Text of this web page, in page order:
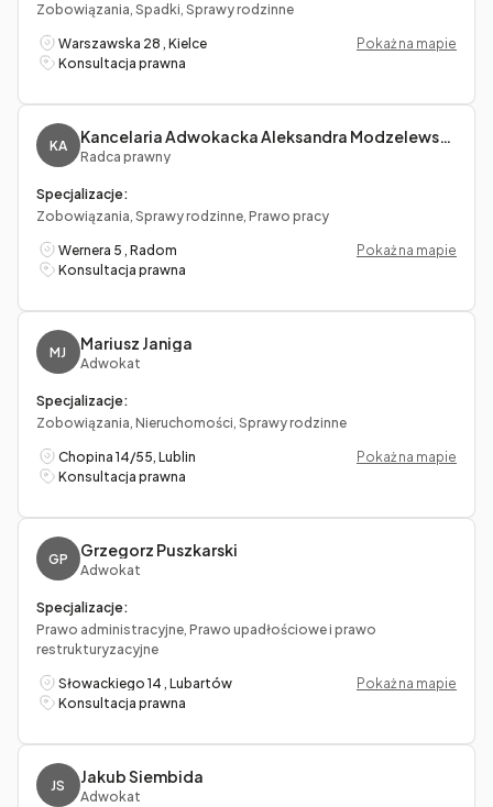
Zobowiązania, Spadki, Sprawy rodzinne
Warszawska 28 , Kielce
Pokaż na mapie
Konsultacja prawna
KA
Radca prawny
Specjalizacje:
Zobowiązania, Sprawy rodzinne, Prawo pracy
Wernera 5 , Radom
Pokaż na mapie
Konsultacja prawna
MJ Mariusz Janiga
Adwokat
Specjalizacje:
Zobowiązania, Nieruchomości, Sprawy rodzinne
Chopina 14/55, Lublin
Pokaż na mapie
Konsultacja prawna
GP Grzegorz Puszkarski
Adwokat
Specjalizacje:
Prawo administracyjne, Prawo upadłościowe i prawo
restrukturyzacyjne
Słowackiego 14 , Lubartów
Pokaż na mapie
Konsultacja prawna
JS Jakub Siembida
Adwokat